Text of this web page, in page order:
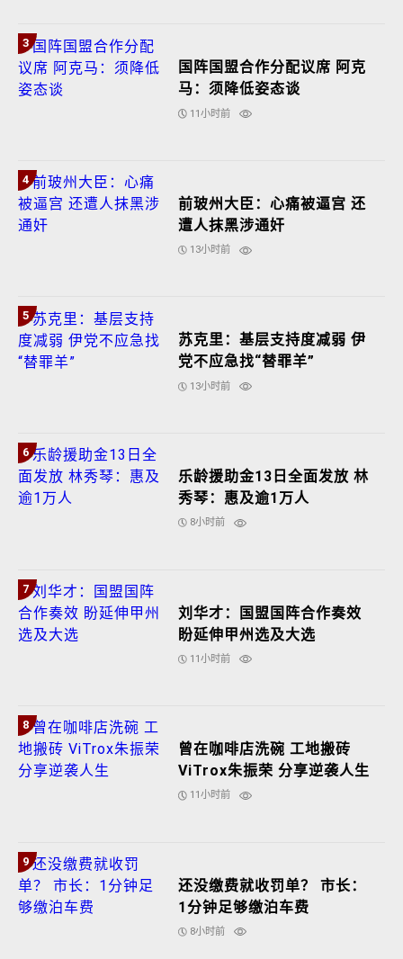
3
国阵国盟合作分配议席 阿克
马：须降低姿态谈
11小时前
4
前玻州大臣：心痛被逼宫 还
遭人抹黑涉通奸
13小时前
5
苏克里：基层支持度减弱 伊
党不应急找“替罪羊”
13小时前
6
乐龄援助金13日全面发放 林
秀琴：惠及逾1万人
8小时前
7
刘华才：国盟国阵合作奏效
盼延伸甲州选及大选
11小时前
8
曾在咖啡店洗碗 工地搬砖
ViTrox朱振荣 分享逆袭人生
11小时前
9
还没缴费就收罚单？ 市长：
1分钟足够缴泊车费
8小时前